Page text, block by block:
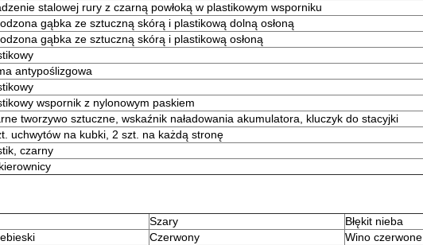
stalowej rury z czarną powłoką w plastikowym wsporniku
gąbka ze sztuczną skórą i plastikową dolną osłoną
gąbka ze sztuczną skórą i plastikową osłoną
antypoślizgowa
wspornik z nylonowym paskiem
tworzywo sztuczne, wskaźnik naładowania akumulatora, kluczyk do stacyjki
uchwytów na kubki, 2 szt. na każdą stronę
czarny
Szary
Błękit nieba
Czerwony
Wino czerwone